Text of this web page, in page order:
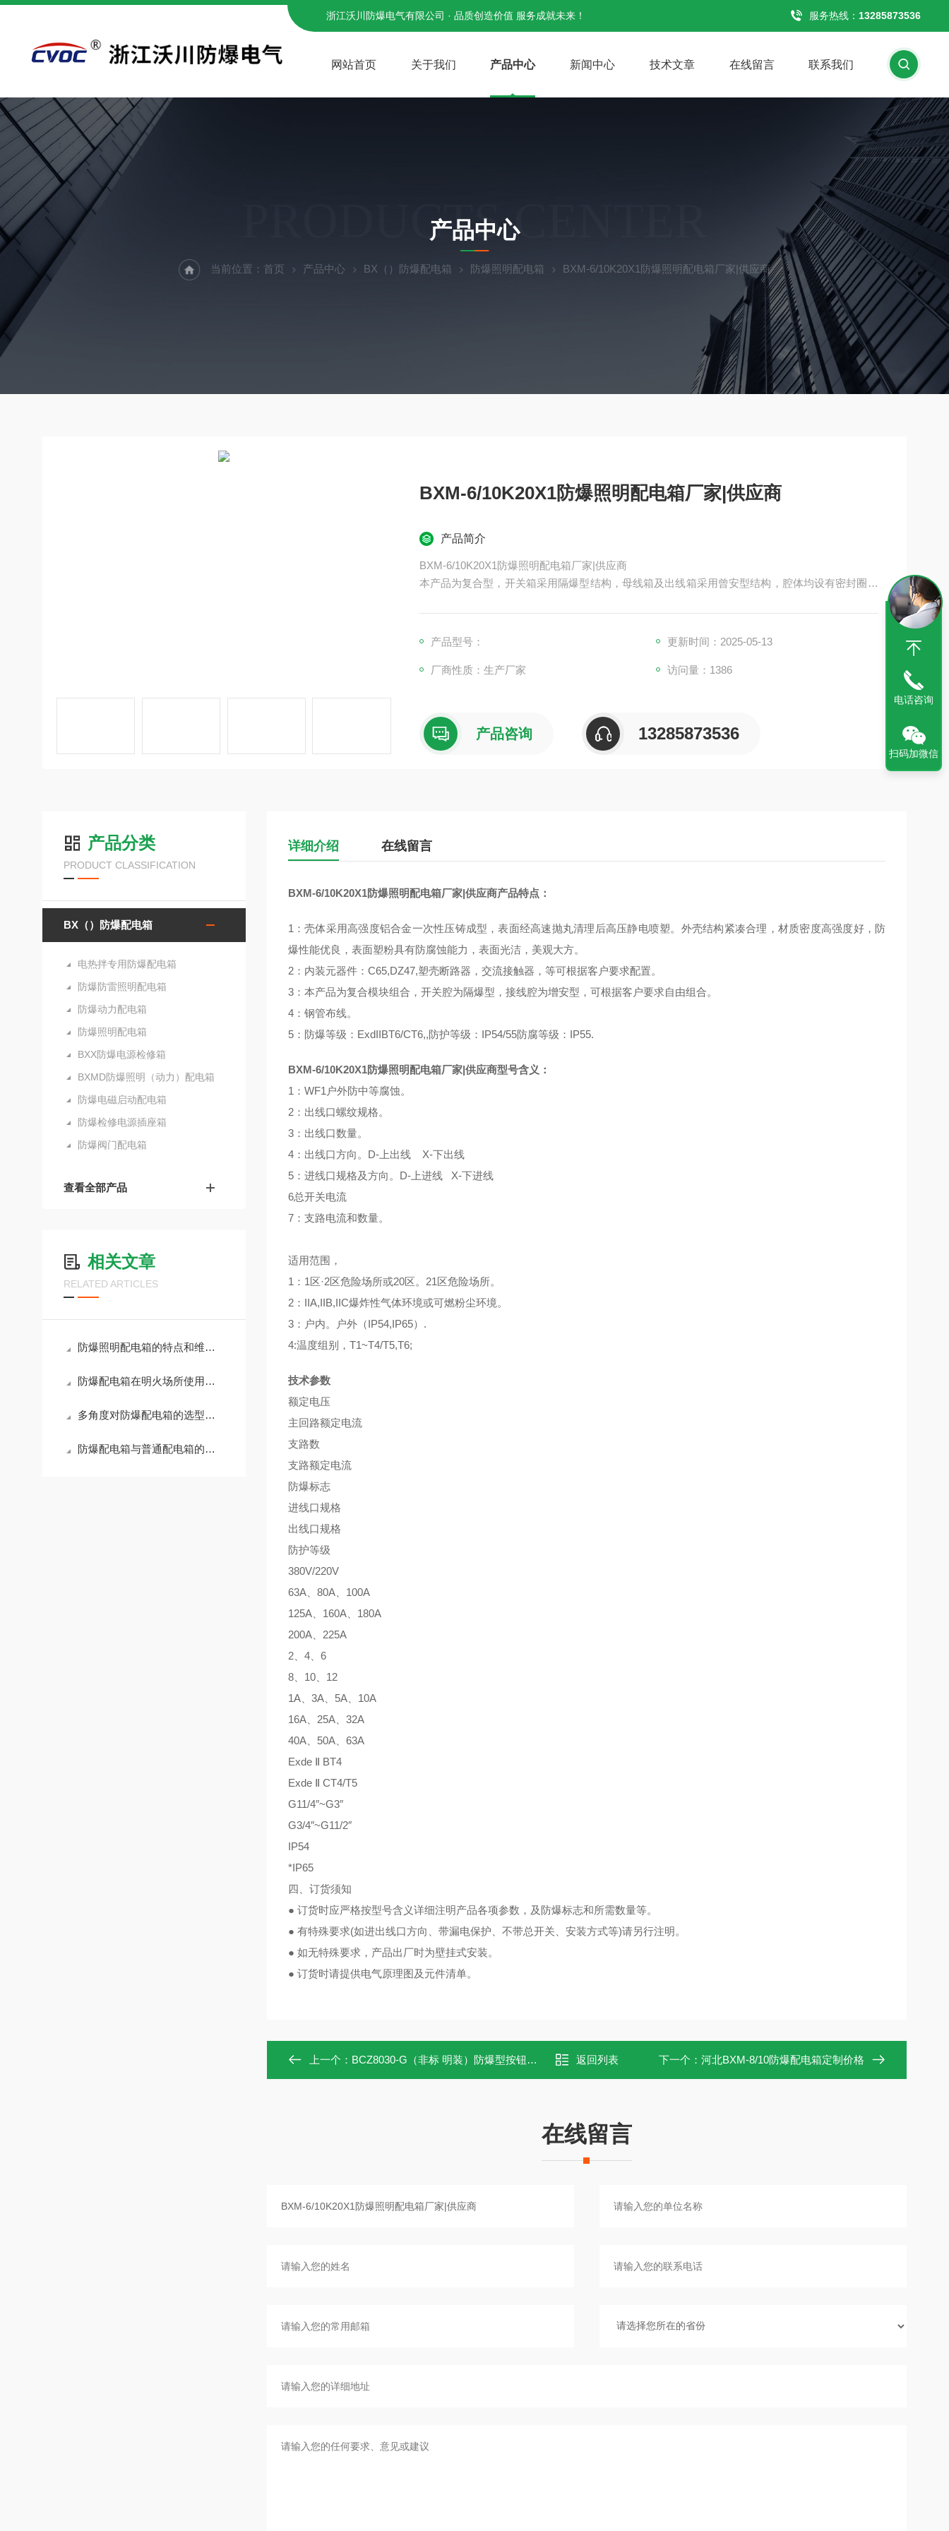
浙江沃川防爆电气有限公司 · 品质创造价值 服务成就未来！ 服务热线： 13285873536
网站首页 关于我们 产品中心 新闻中心 技术文章 在线留言 联系我们
PRODUCTS CENTER
产品中心
当前位置： 首页 产品中心 BX（）防爆配电箱 防爆照明配电箱 BXM-6/10K20X1防爆照明配电箱厂家|供应商
BXM-6/10K20X1防爆照明配电箱厂家|供应商
产品简介
BXM-6/10K20X1防爆照明配电箱厂家|供应商
本产品为复合型，开关箱采用隔爆型结构，母线箱及出线箱采用曾安型结构，腔体均设有密封圈，
产品型号：
更新时间：2025-05-13
厂商性质：生产厂家 访问量：1386
产品咨询 13285873536
产品分类
PRODUCT CLASSIFICATION
BX（）防爆配电箱
电热拌专用防爆配电箱
防爆防雷照明配电箱
防爆动力配电箱
防爆照明配电箱
BXX防爆电源检修箱
BXMD防爆照明（动力）配电箱
防爆电磁启动配电箱
防爆检修电源插座箱
防爆阀门配电箱
查看全部产品
相关文章
RELATED ARTICLES
防爆照明配电箱的特点和维护方法
防爆配电箱在明火场所使用管理制度
多角度对防爆配电箱的选型剖析
防爆配电箱与普通配电箱的不同
详细介绍 在线留言
BXM-6/10K20X1防爆照明配电箱厂家|供应商产品特点：
1：壳体采用高强度铝合金一次性压铸成型，表面经高速抛丸清理后高压静电喷塑。外壳结构紧凑合理，材质密度高强度好，防
爆性能优良，表面塑粉具有防腐蚀能力，表面光洁，美观大方。
2：内装元器件：C65,DZ47,塑壳断路器，交流接触器，等可根据客户要求配置。
3：本产品为复合模块组合，开关腔为隔爆型，接线腔为增安型，可根据客户要求自由组合。
4：钢管布线。
5：防爆等级：ExdIIBT6/CT6,,防护等级：IP54/55防腐等级：IP55.
BXM-6/10K20X1防爆照明配电箱厂家|供应商型号含义：
1：WF1户外防中等腐蚀。
2：出线口螺纹规格。
3：出线口数量。
4：出线口方向。D-上出线 X-下出线
5：进线口规格及方向。D-上进线 X-下进线
6总开关电流
7：支路电流和数量。
适用范围，
1：1区·2区危险场所或20区。21区危险场所。
2：IIA,IIB,IIC爆炸性气体环境或可燃粉尘环境。
3：户内。户外（IP54,IP65）.
4:温度组别，T1~T4/T5,T6;
技术参数
额定电压
主回路额定电流
支路数
支路额定电流
防爆标志
进线口规格
出线口规格
防护等级
380V/220V
63A、80A、100A
125A、160A、180A
200A、225A
2、4、6
8、10、12
1A、3A、5A、10A
16A、25A、32A
40A、50A、63A
Exde Ⅱ BT4
Exde Ⅱ CT4/T5
G11/4″~G3″
G3/4″~G11/2″
IP54
*IP65
四、订货须知
● 订货时应严格按型号含义详细注明产品各项参数，及防爆标志和所需数量等。
● 有特殊要求(如进出线口方向、带漏电保护、不带总开关、安装方式等)请另行注明。
● 如无特殊要求，产品出厂时为壁挂式安装。
● 订货时请提供电气原理图及元件清单。
上一个： BCZ8030-G（非标 明装）防爆型按钮箱生产厂家 返回列表 下一个： 河北BXM-8/10防爆配电箱定制价格
在线留言
电话咨询
扫码加微信